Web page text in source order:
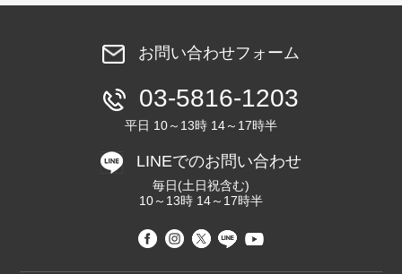
お問い合わせフォーム
03-5816-1203
平日 10～13時 14～17時半
LINEでのお問い合わせ
毎日(土日祝含む)
10～13時 14～17時半